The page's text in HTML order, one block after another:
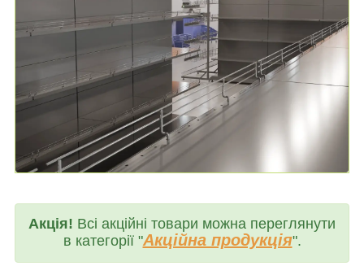
Акція! Всі акційні товари можна переглянути
в категорії "Акційна продукція".